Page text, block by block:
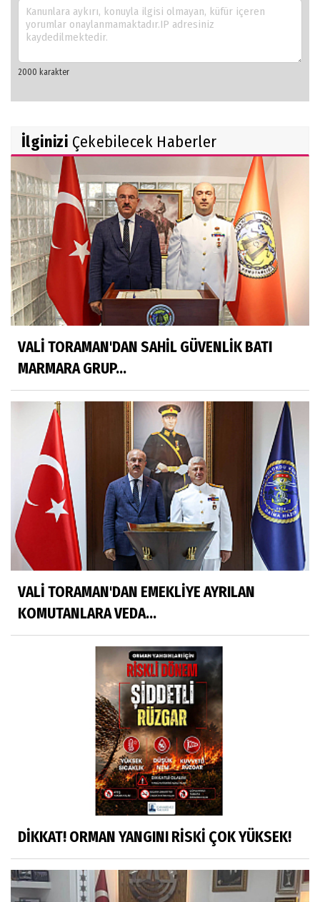
İlginizi Çekebilecek Haberler
VALİ TORAMAN'DAN SAHİL GÜVENLİK BATI
MARMARA GRUP...
VALİ TORAMAN'DAN EMEKLİYE AYRILAN
KOMUTANLARA VEDA...
DİKKAT! ORMAN YANGINI RİSKİ ÇOK YÜKSEK!